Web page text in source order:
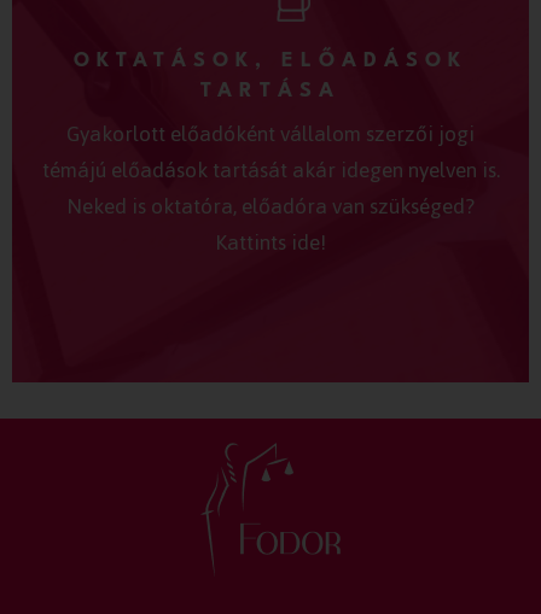
OKTATÁSOK, ELŐADÁSOK
TARTÁSA
Gyakorlott előadóként vállalom szerzői jogi
témájú előadások tartását akár idegen nyelven is.
Neked is oktatóra, előadóra van szükséged?
Kattints ide!